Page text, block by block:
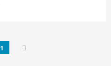
1